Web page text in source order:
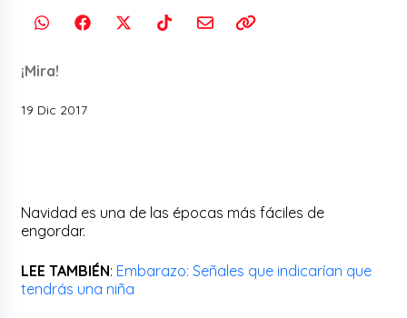
¡Mira!
19 Dic 2017
Navidad es una de las épocas más fáciles de
engordar.
LEE TAMBIÉN: Embarazo: Señales que indicarían que
tendrás una niña